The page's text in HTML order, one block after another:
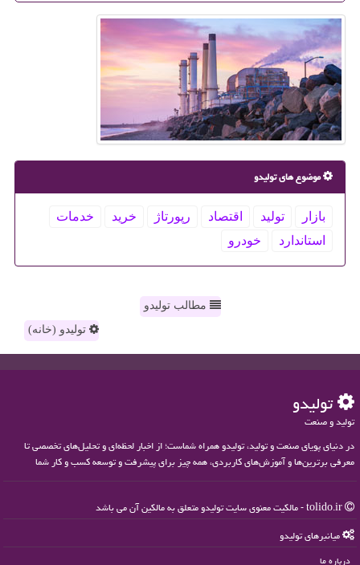
موضوع های تولیدو
بازار تولید اقتصاد رپورتاژ خرید
خدمات
استاندارد
خودرو
مطالب تولیدو
تولیدو (خانه)
تولیدو
تولید و صنعت
در دنیای پویای صنعت و تولید، تولیدو همراه شماست؛ از اخبار لحظه‌ای و تحلیل‌های تخصصی تا
معرفی برترین‌ها و آموزش‌های کاربردی، همه چیز برای پیشرفت و توسعه کسب و کار شما
میانبرهای تولیدو
درباره ما